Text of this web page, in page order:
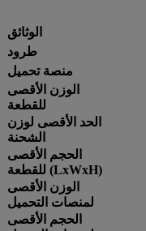
الوثائق
طرود
منصة تحميل
الوزن الأقصى
للقطعة
الحد الأقصى لوزن
الشحنة
الحجم الأقصى
للقطعة (LxWxH)
الوزن الأقصى
لمنصات التحميل
الحجم الأقصى